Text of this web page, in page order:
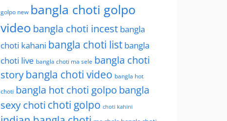
golpo new bangla choti golpo
video bangla choti incest bangla
choti kahani bangla choti list bangla
choti live bangla choti ma sele bangla choti
storybangla choti video bangla hot
choti bangla hot choti golpo bangla
sexy choti choti golpo choti kahini